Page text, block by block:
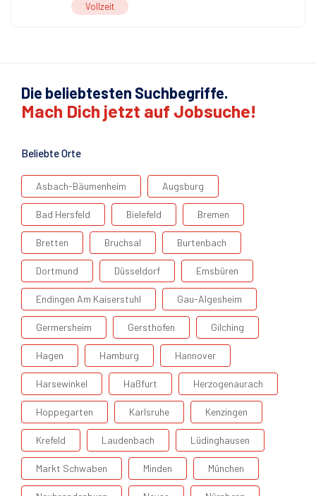
Vollzeit
Die beliebtesten Suchbegriffe.
Mach Dich jetzt auf Jobsuche!
Beliebte Orte
Asbach-Bäumenheim Augsburg
Bad Hersfeld Bielefeld Bremen
Bretten Bruchsal Burtenbach
Dortmund Düsseldorf Emsbüren
Endingen Am Kaiserstuhl Gau-Algesheim
Germersheim Gersthofen Gilching
Hagen Hamburg Hannover
Harsewinkel Haßfurt Herzogenaurach
Hoppegarten Karlsruhe Kenzingen
Krefeld Laudenbach Lüdinghausen
Markt Schwaben Minden München